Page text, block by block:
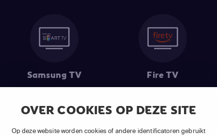
OVER COOKIES OP DEZE SITE
Op deze website worden cookies of andere identificatoren gebruikt
Samsung TV Fire TV
(1) De eerste 30 dagen gratis: Geldig op alle nieuwe abonnementen